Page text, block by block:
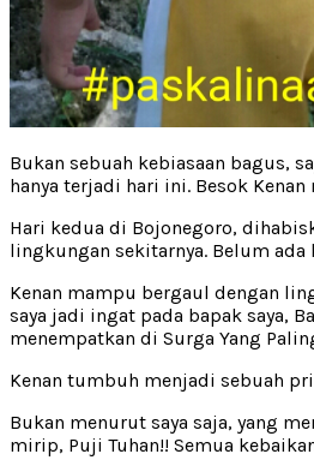
Bukan sebuah kebiasaan bagus,
hanya terjadi hari ini. Besok
Hari kedua di Bojonegoro,
lingkungan sekitarnya. Belum
Kenan mampu bergaul dengan
saya jadi ingat pada bapak saya,
menempatkan di Surga Yang
Kenan tumbuh menjadi sebuah
Bukan menurut saya saja, yang
mirip, Puji Tuhan!! Semua